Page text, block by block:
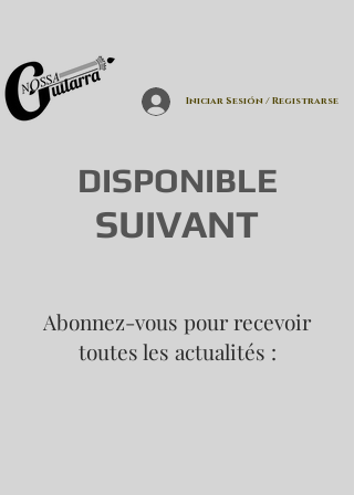
Iniciar Sesión / Registrarse
DISPONIBLE
SUIVANT
Abonnez-vous pour recevoir
toutes les actualités :